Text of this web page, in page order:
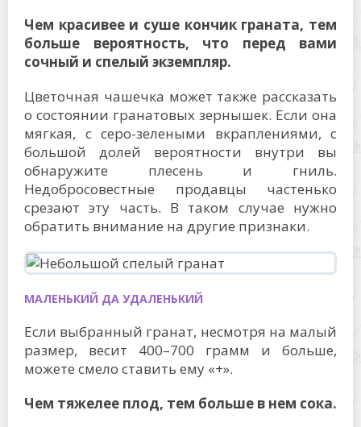
Чем красивее и суше кончик граната, тем
больше вероятность, что перед вами
сочный и спелый экземпляр.
Цветочная чашечка может также рассказать
о состоянии гранатовых зернышек. Если она
мягкая, с серо-зелеными вкраплениями, с
большой долей вероятности внутри вы
обнаружите плесень и гниль.
Недобросовестные продавцы частенько
срезают эту часть. В таком случае нужно
обратить внимание на другие признаки.
МАЛЕНЬКИЙ ДА УДАЛЕНЬКИЙ
Если выбранный гранат, несмотря на малый
размер, весит 400–700 грамм и больше,
можете смело ставить ему «+».
Чем тяжелее плод, тем больше в нем сока.